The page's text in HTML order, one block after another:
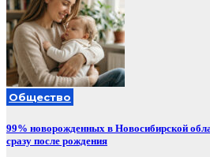
Общество
99% новорожденных в Новосибирской
сразу после рождения